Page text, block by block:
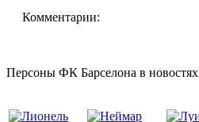
Комментарии:
Персоны ФК Барселона в новостях